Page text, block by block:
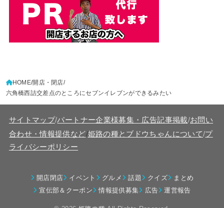
HOME 開店・閉店
六角橋西詰交差点のところにセブンイレブンができるみたい
サイトマップ/パートナー企業様募集・広告記事掲載/お問い
合わせ・情報提供など/姫路の種とブドウちゃんについて/プ
ライバシーポリシー
開店閉店 イベント グルメ 話題 クイズ
まとめ
宣伝部＆クーポン
情報提供募集 広告 運営報告